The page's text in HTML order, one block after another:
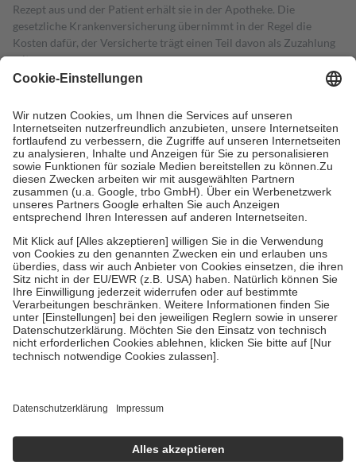
Rezept aus und der Patient erhält sie in der Apotheke. Die
gesetzliche Krankenversicherung übernimmt in der Regel die
Kosten dafür, der Versicherte trägt einen Teil davon als Zuzahlung
mit.
Grundsätzlich leisten Mitglieder Zuzahlungen in Höhe von zehn
höchstens zehn Euro.
Es sind jedoch nie mehr als die tatsächlichen
Kosten der Leistung zu entrichten.
Diese Regeln gelten grundsätzlich auch für Online-Apotheken.
Bei Heilmitteln und häuslicher Krankenpflege beträgt die
Zuzahlung zehn Prozent der Kosten sowie zehn Euro je
Verordnung.
Um das Engagement der Versicherten für ihre eigene Gesundheit zu
stärken und die besondere Stellung der Familie zu unterstützen,
fallenkeine Zuzahlungenan bei:
• Kindern und Jugendlichen bis zum vollendeten 18. Lebensjahr
mit Ausnahme der Fahrkosten
• Untersuchungen zur Vorsorge und Früherkennung, die von der
GKV getragen werden
• empfohlenen Schutzimpfungen
• Harn- und Blutteststreifen
getroffen, um sicherzustellen, dass es sich um echte Bewertungen
https://help.etrusted.com/hc/de/articles/4419944605341